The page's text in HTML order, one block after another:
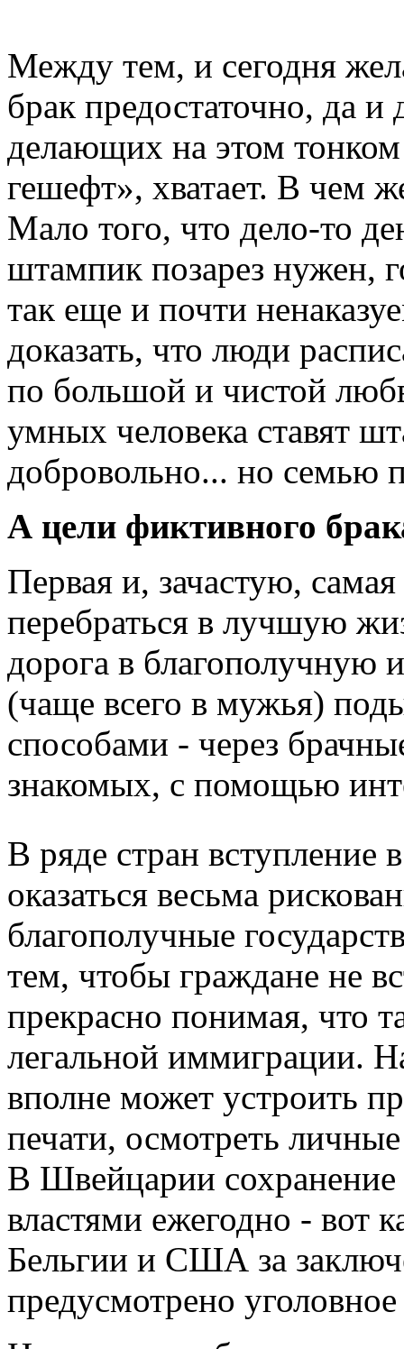
Между тем, и сегодня
брак предостаточно, да и
делающих на этом
гешефт», хватает. В чем
Мало того, что дело-то
штампик позарез нужен,
так еще и почти
доказать, что люди
по большой и чистой
умных человека ставят
добровольно... но семью
А цели фиктивного
Первая и, зачастую,
перебраться в лучшую
дорога в благополучную
(чаще всего в мужья)
способами - через
знакомых, с помощью
В ряде стран
оказаться весьма
благополучные
тем, чтобы граждане не
прекрасно понимая, что
легальной иммиграции.
вполне может устроить
печати, осмотреть
В Швейцарии сохранение
властями ежегодно - вот
Бельгии и США за
предусмотрено уголовное